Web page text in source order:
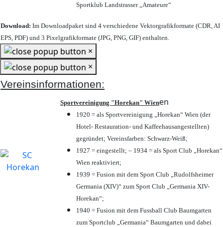
Sportklub Landstrasser „Amateure“
Download: Im Downloadpaket sind 4 verschiedene Vektorgrafikformate (CDR, AI
EPS, PDF) und 3 Pixelgrafikformate (JPG, PNG, GIF) enthalten.
×
×
Vereinsinformationen:
Sportvereinigung "Horekan" Wienen
1920 = als Sportvereinigung „Horekan“ Wien (der
Hotel- Restauration- und Kaffeehausangestellten)
gegründet; Vereinsfarben: Schwarz-Weiß;
1927 = eingestellt; – 1934 = als Sport Club „Horekan“
Wien reaktiviert;
1939 = Fusion mit dem Sport Club „Rudolfsheimer
Germania (XIV)“ zum Sport Club „Germania XIV-
Horekan“;
1940 = Fusion mit dem Fussball Club Baumgarten
zum Sportclub „Germania“ Baumgarten und dabei